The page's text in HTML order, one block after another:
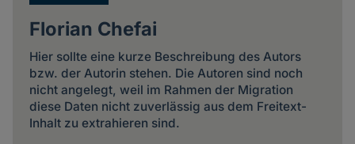
Florian Chefai
Hier sollte eine kurze Beschreibung des Autors
bzw. der Autorin stehen. Die Autoren sind noch
nicht angelegt, weil im Rahmen der Migration
diese Daten nicht zuverlässig aus dem Freitext-
Inhalt zu extrahieren sind.